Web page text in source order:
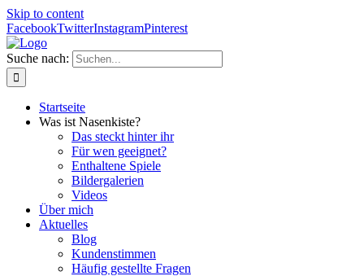
Skip to content
FacebookTwitterInstagramPinterest
Suche nach:
Startseite
Was ist Nasenkiste?
Das steckt hinter ihr
Für wen geeignet?
Enthaltene Spiele
Bildergalerien
Videos
Über mich
Aktuelles
Blog
Kundenstimmen
Häufig gestellte Fragen